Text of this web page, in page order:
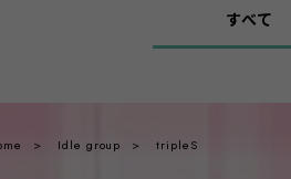
すべて
Idle group tripleS